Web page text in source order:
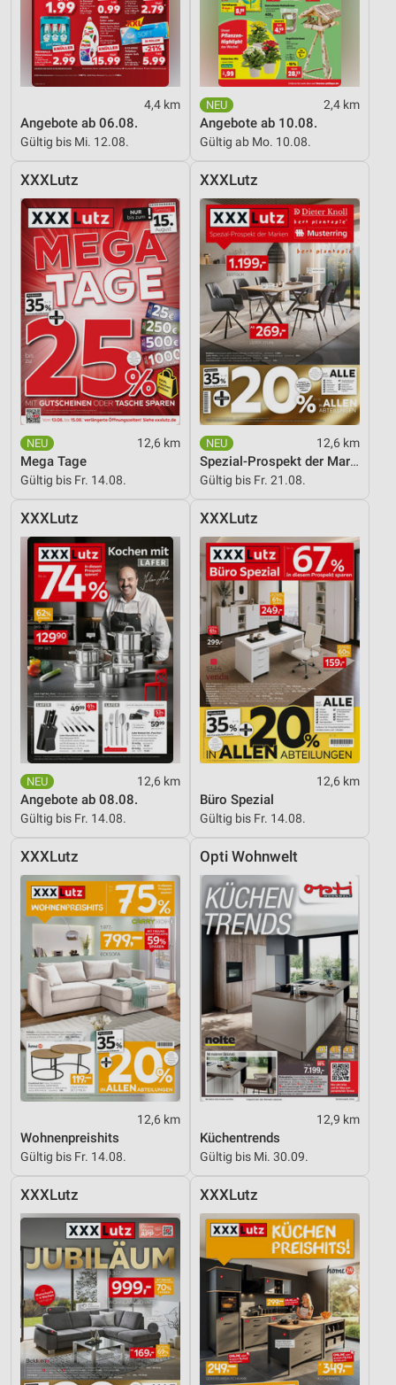
4,4 km
Angebote ab 06.08.
Gültig bis Mi. 12.08.
2,4 km
Angebote ab 10.08.
Gültig ab Mo. 10.08.
XXXLutz
12,6 km
Mega Tage
Gültig bis Fr. 14.08.
XXXLutz
12,6 km
Spezial-Prospekt der Marken
Gültig bis Fr. 21.08.
XXXLutz
12,6 km
Angebote ab 08.08.
Gültig bis Fr. 14.08.
XXXLutz
12,6 km
Büro Spezial
Gültig bis Fr. 14.08.
XXXLutz
12,6 km
Wohnenpreishits
Gültig bis Fr. 14.08.
Opti Wohnwelt
12,9 km
Küchentrends
Gültig bis Mi. 30.09.
XXXLutz XXXLutz